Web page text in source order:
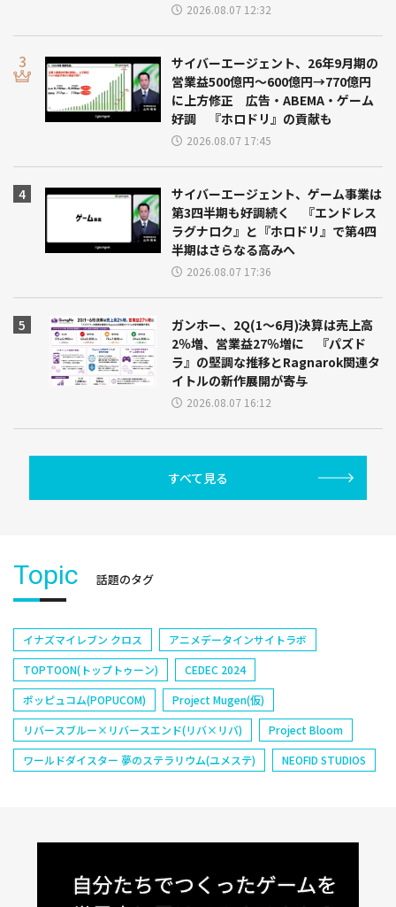
2026.08.07 12:32
サイバーエージェント、26年9月期の
営業益500億円～600億円→770億円
に上方修正 広告・ABEMA・ゲーム
好調 『ホロドリ』の貢献も
2026.08.07 17:45
サイバーエージェント、ゲーム事業は
第3四半期も好調続く 『エンドレス
ラグナロク』と『ホロドリ』で第4四
半期はさらなる高みへ
2026.08.07 17:36
ガンホー、2Q(1～6月)決算は売上高
2％増、営業益27％増に 『パズド
ラ』の堅調な推移とRagnarok関連タ
イトルの新作展開が寄与
2026.08.07 16:12
すべて見る
Topic 話題のタグ
イナズマイレブン クロス
アニメデータインサイトラボ
TOPTOON(トップトゥーン)
CEDEC 2024
ポッピュコム(POPUCOM)
Project Mugen(仮)
リバースブルー×リバースエンド(リバ×リバ)
Project Bloom
ワールドダイスター 夢のステラリウム(ユメステ)
NEOFID STUDIOS